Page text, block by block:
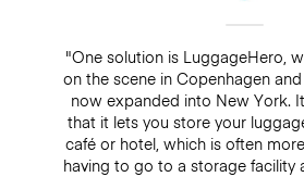
"One solution is LuggageHero,
on the scene in Copenhagen
now expanded into New York.
that it lets you store your
café or hotel, which is often
having to go to a storage facility